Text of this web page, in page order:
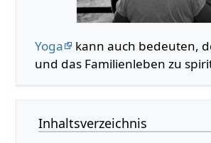
Yoga kann auch bedeuten,
und das Familienleben zu
Inhaltsverzeichnis